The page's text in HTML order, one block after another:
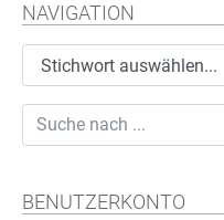
NAVIGATION
BENUTZERKONTO